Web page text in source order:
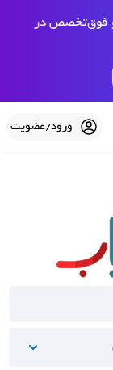
و فوق‌تخصص در
ورود/عضویت